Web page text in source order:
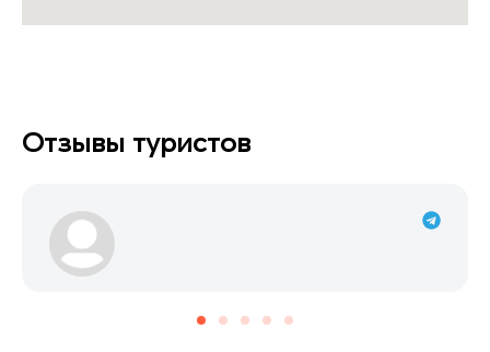
Отзывы туристов